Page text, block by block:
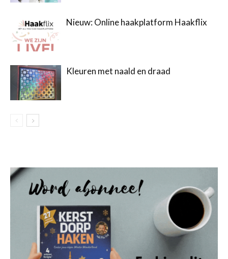
Nieuw: Online haakplatform Haakflix
Kleuren met naald en draad